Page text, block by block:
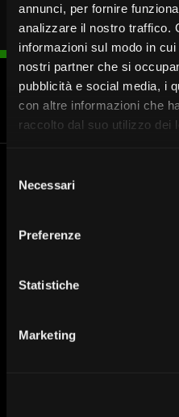
annunci, per fornire
analizzare il nostro traffico.
informazioni sul modo in
nostri partner che si
pubblicità e social media, i
con altre informazioni che
raccolto dal suo utilizzo dei
delNecessari
Preferenze
Statistiche
Marketing
Blocca
carta
Fissa un
appuntamento
Banca Valsabbina
Venticinque Aprile 8
Partita Iva 00549950988